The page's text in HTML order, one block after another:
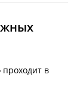
в